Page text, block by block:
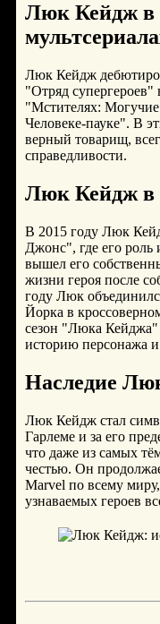
Люк Кейдж в
Люк Кейдж
"Отряд супергероев"
"Мстителях:
Человеке-пауке". В
верный товарищ,
справедливости.
Люк Кейдж в
В 2015 году Люк
Джонс", где его
вышел его
жизни героя после
году Люк
Йорка в
сезон "Люка Кейджа"
историю персонажа и
Наследие
Люк Кейдж стал
Гарлеме и за его
что даже из самых
честью. Он
Marvel по всему
узнаваемых героев